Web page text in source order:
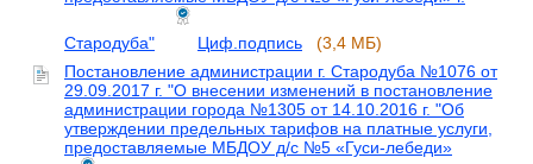
Стародуба" Циф.подпись
(3,4 МБ)
Постановление администрации г. Стародуба №1076 от
29.09.2017 г. "О внесении изменений в постановление
администрации города №1305 от 14.10.2016 г. "Об
утверждении предельных тарифов на платные услуги,
предоставляемые МБДОУ д/с №5 «Гуси-лебеди»